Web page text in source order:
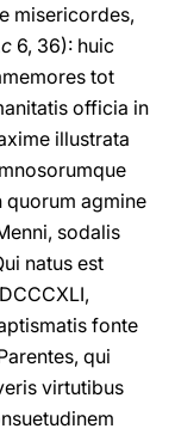
misericordes,
6, 36): huic
tot
officia in
illustrata
quorum agmine
sodalis
natus est
fonte
qui
virtutibus